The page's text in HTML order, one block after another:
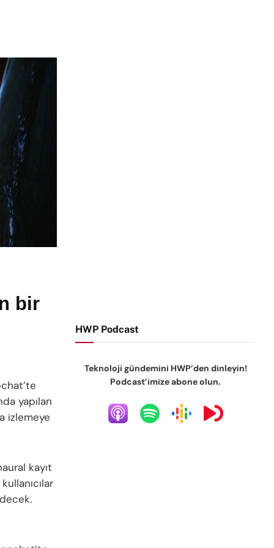
bir
yapılan
izlemeye
kayıt
HWP Podcast
Teknoloji gündemini HWP’den dinleyin!
Podcast’imize abone olun.